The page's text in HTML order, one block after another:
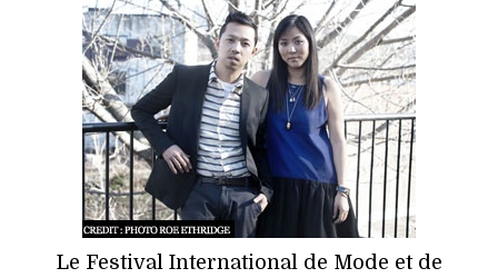
CULTURE
HIGH TECH
MAISON
AUTO
LIEUX TENDANCES
Le Festival International de Mode et de